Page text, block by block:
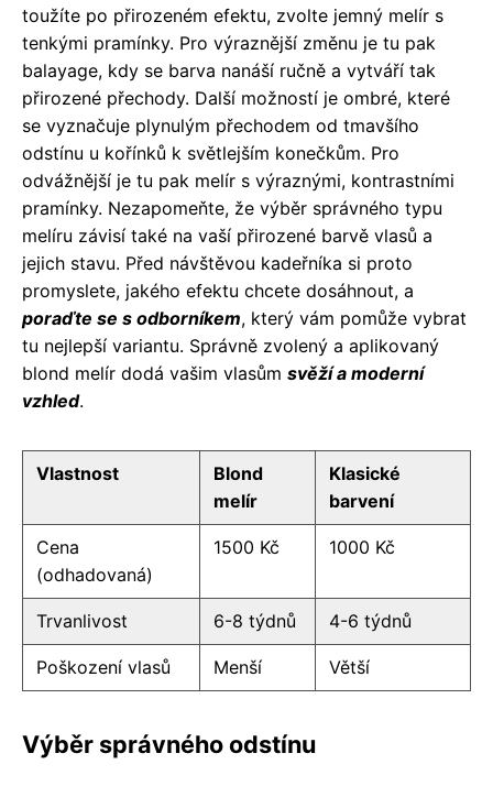
toužíte po přirozeném efektu, zvolte jemný melír s
tenkými pramínky. Pro výraznější změnu je tu pak
balayage, kdy se barva nanáší ručně a vytváří tak
přirozené přechody. Další možností je ombré, které
se vyznačuje plynulým přechodem od tmavšího
odstínu u kořínků k světlejším konečkům. Pro
odvážnější je tu pak melír s výraznými, kontrastními
pramínky. Nezapomeňte, že výběr správného typu
melíru závisí také na vaší přirozené barvě vlasů a
jejich stavu. Před návštěvou kadeřníka si proto
promyslete, jakého efektu chcete dosáhnout, a
poraďte se s odborníkem, který vám pomůže vybrat
tu nejlepší variantu. Správně zvolený a aplikovaný
blond melír dodá vašim vlasům svěží a moderní
vzhled.
Vlastnost
Blond
melír
Klasické
barvení
Cena
(odhadovaná)
1500 Kč 1000 Kč
Trvanlivost 6-8 týdnů 4-6 týdnů
Poškození vlasů Menší Větší
Výběr správného odstínu